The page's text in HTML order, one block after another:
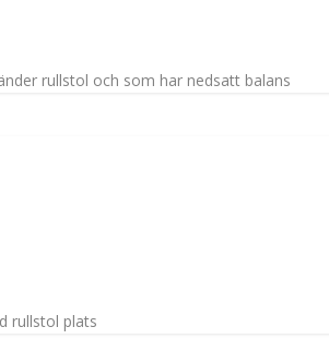
rullstol och som har nedsatt balans
rullstol plats